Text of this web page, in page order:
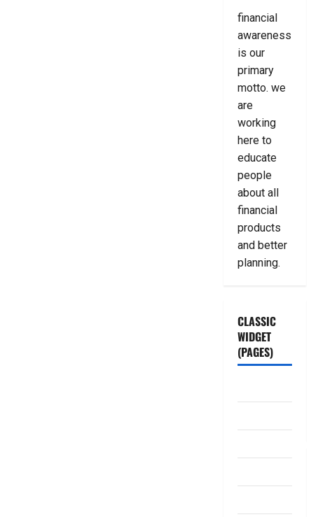
financial
awareness
is our
primary
motto. we
are
working
here to
educate
people
about all
financial
products
and better
planning.
CLASSIC
WIDGET
(PAGES)